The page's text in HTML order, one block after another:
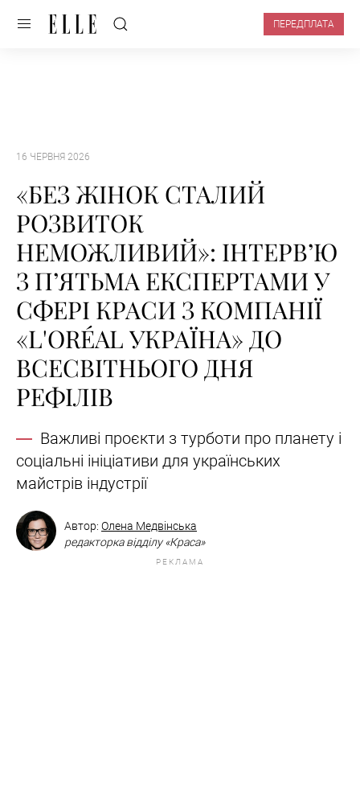
ПЕРЕДПЛАТА
16 ЧЕРВНЯ 2026
«БЕЗ ЖІНОК СТАЛИЙ
РОЗВИТОК
НЕМОЖЛИВИЙ»: ІНТЕРВ’Ю
З П’ЯТЬМА ЕКСПЕРТАМИ У
СФЕРІ КРАСИ З КОМПАНІЇ
«L'ORÉAL УКРАЇНА» ДО
ВСЕСВІТНЬОГО ДНЯ
РЕФІЛІВ
Важливі проєкти з турботи про планету і
соціальні ініціативи для українських
майстрів індустрії
Автор: Олена Медвінська
редакторка відділу «Краса»
РЕКЛАМА